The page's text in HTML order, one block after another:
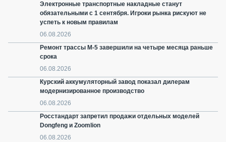
Электронные транспортные накладные станут
обязательными с 1 сентября. Игроки рынка рискуют не
успеть к новым правилам
06.08.2026
Ремонт трассы М-5 завершили на четыре месяца раньше
срока
06.08.2026
Курский аккумуляторный завод показал дилерам
модернизированное производство
06.08.2026
Росстандарт запретил продажи отдельных моделей
Dongfeng и Zoomlion
06.08.2026